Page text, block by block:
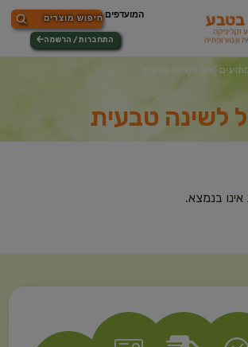
התחברות / הרשמה
“רול לשינה טבעית”
לשינה טבעית
בנמצא.